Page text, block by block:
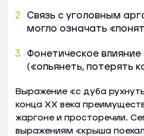
Связь с уголовным
могло означать
Фонетическое
(«опьянеть, потерять
Выражение «с дуба
конца XX века
жаргоне и просторечии.
выражениям «крыша